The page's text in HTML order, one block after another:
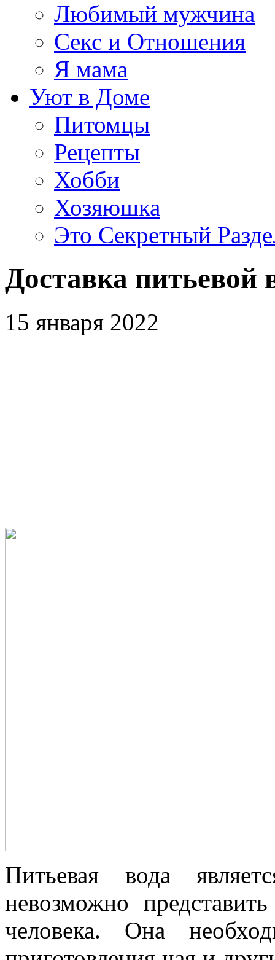
Любимый мужчина
Секс и Отношения
Я мама
Уют в Доме
Питомцы
Рецепты
Хобби
Хозяюшка
Это Секретный
Доставка питьевой
15 января 2022
Питьевая вода
невозможно
человека. Она